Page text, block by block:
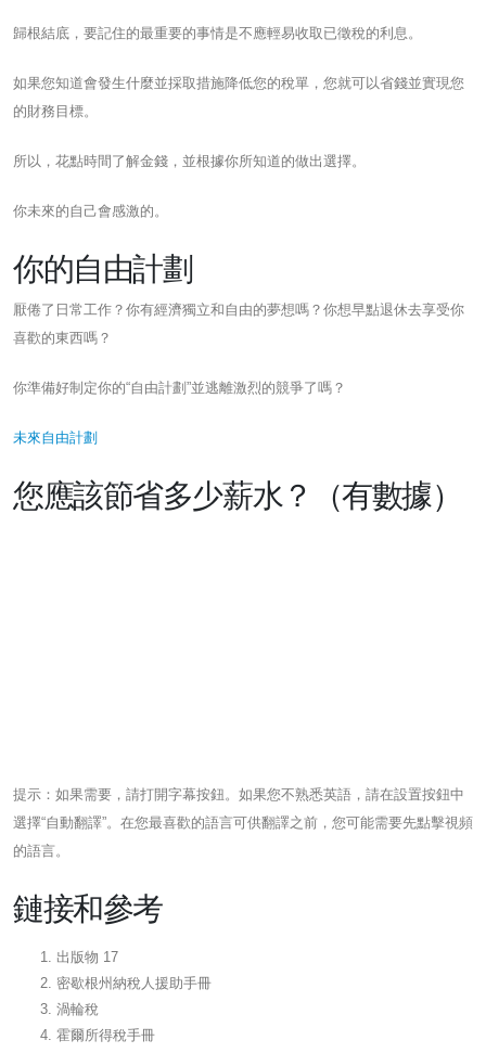
歸根結底，要記住的最重要的事情是不應輕易收取已徵稅的利息。
如果您知道會發生什麼並採取措施降低您的稅單，您就可以省錢並實現您
的財務目標。
所以，花點時間了解金錢，並根據你所知道的做出選擇。
你未來的自己會感激的。
你的自由計劃
厭倦了日常工作？你有經濟獨立和自由的夢想嗎？你想早點退休去享受你
喜歡的東西嗎？
你準備好制定你的“自由計劃”並逃離激烈的競爭了嗎？
未來自由計劃
您應該節省多少薪水？（有數據）
提示：如果需要，請打開字幕按鈕。如果您不熟悉英語，請在設置按鈕中
選擇“自動翻譯”。在您最喜歡的語言可供翻譯之前，您可能需要先點擊視頻
的語言。
鏈接和參考
出版物 17
密歇根州納稅人援助手冊
渦輪稅
霍爾所得稅手冊